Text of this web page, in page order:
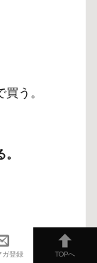
う。
ことができ
ガ登録 TOPへ